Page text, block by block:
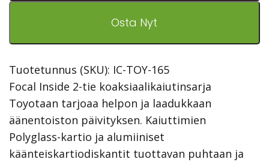
Osta Nyt
Tuotetunnus (SKU): IC-TOY-165
Focal Inside 2-tie koaksiaalikaiutinsarja
Toyotaan tarjoaa helpon ja laadukkaan
äänentoiston päivityksen. Kaiuttimien
Polyglass-kartio ja alumiiniset
käänteiskartiodiskantit tuottavan puhtaan ja